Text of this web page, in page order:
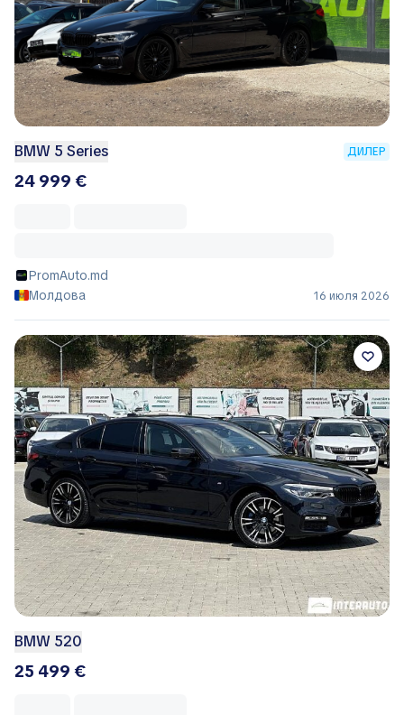
BMW 5 Series ДИЛЕР
24 999 €
PromAuto.md
Молдова
16 июля 2026
BMW 520
25 499 €